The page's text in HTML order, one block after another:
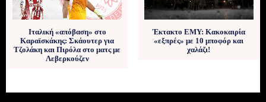
Ιταλική «απόβαση» στο
Καραϊσκάκης: Σκάουτερ για
Τζολάκη και Πιρόλα στο ματς με
Λεβερκούζεν
Έκτακτο ΕΜΥ: Κακοκαιρία
«εξπρές» με 10 μποφόρ και
χαλάζι!